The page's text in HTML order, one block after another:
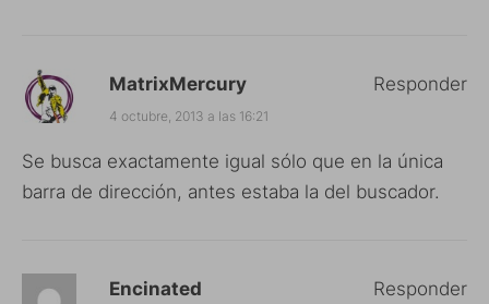
MatrixMercury
4 octubre, 2013 a las 16:21
Se busca exactamente igual sólo que en la única
barra de dirección, antes estaba la del buscador.
Responder
Encinated Responder